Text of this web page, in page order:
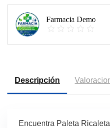
Farmacia Demo
Descripción
Encuentra Paleta